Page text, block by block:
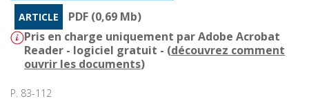
ARTICLE
PDF (0,69 Mb)
Pris en charge uniquement par Adobe Acrobat
Reader - logiciel gratuit - (découvrez comment
ouvrir les documents)
P. 83-112